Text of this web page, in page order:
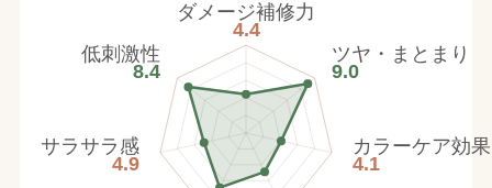
ダメージ補修力
4.4
ツヤ・まとまり
9.0
カラーケア効果
4.1
サラサラ感
4.9
低刺激性
8.4